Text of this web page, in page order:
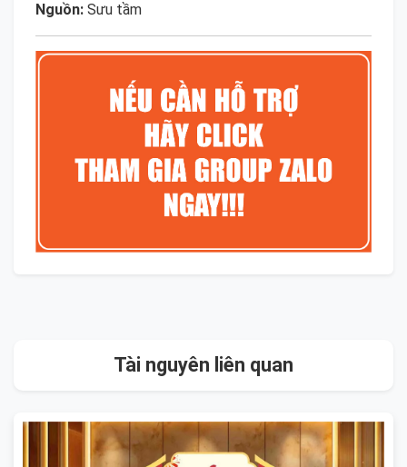
Nguồn: Sưu tầm
Tài nguyên liên quan